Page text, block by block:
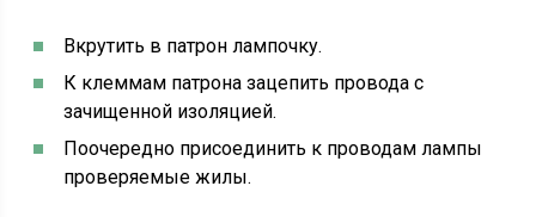
Вкрутить в патрон лампочку.
К клеммам патрона зацепить провода с
зачищенной изоляцией.
Поочередно присоединить к проводам лампы
проверяемые жилы.